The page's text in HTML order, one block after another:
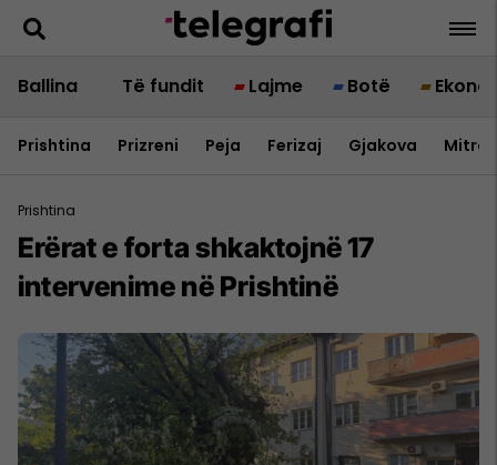
Ballina Të fundit Lajme Botë
Prishtina Prizreni Peja Ferizaj Gjakova
Prishtina
Erërat e forta shkaktojnë 17
intervenime në Prishtinë